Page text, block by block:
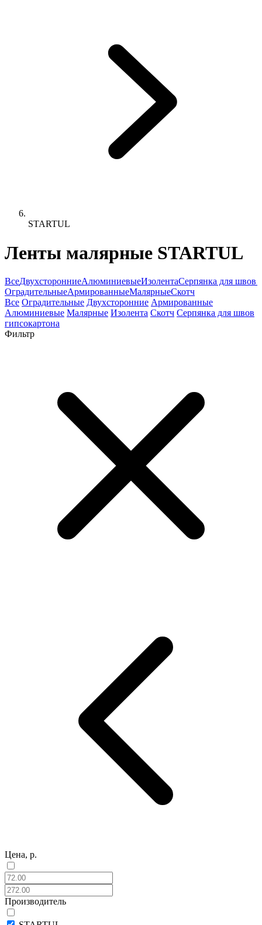
STARTUL
Ленты малярные STARTUL
ВсеДвухсторонниеАлюминиевыеИзолентаСерпянка для швов
ОградительныеАрмированныеМалярныеСкотч
Все Оградительные Двухсторонние Армированные
Алюминиевые Малярные Изолента Скотч Серпянка для швов
гипсокартона
Фильтр
Цена, р.
Производитель